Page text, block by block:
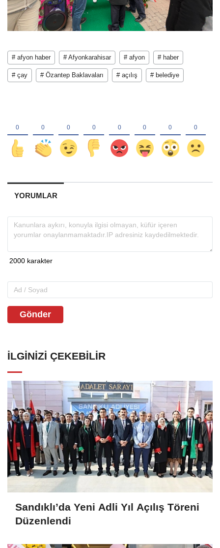
# afyon haber # Afyonkarahisar # afyon # haber
# çay # Özantep Baklavaları # açılış # belediye
YORUMLAR
Gönder
İLGINIZI ÇEKEBILIR
Sandıklı’da Yeni Adli Yıl Açılış Töreni
Düzenlendi